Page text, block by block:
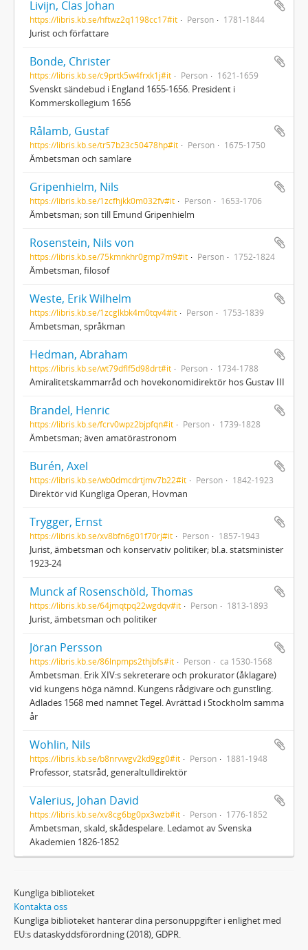
Livijn, Clas Johan
https://libris.kb.se/hftwz2q1198cc17#it Person 1781-1844
Jurist och författare
Bonde, Christer
https://libris.kb.se/c9prtk5w4frxk1j#it Person 1621-1659
Svenskt sändebud i England 1655-1656. President i
Kommerskollegium 1656
Rålamb, Gustaf
https://libris.kb.se/tr57b23c50478hp#it Person 1675-1750
Ämbetsman och samlare
Gripenhielm, Nils
https://libris.kb.se/1zcfhjkk0m032fv#it Person 1653-1706
Ämbetsman; son till Emund Gripenhielm
Rosenstein, Nils von
https://libris.kb.se/75kmnkhr0gmp7m9#it Person 1752-1824
Ämbetsman, filosof
Weste, Erik Wilhelm
https://libris.kb.se/1zcglkbk4m0tqv4#it Person 1753-1839
Ämbetsman, språkman
Hedman, Abraham
https://libris.kb.se/wt79dflf5d98drt#it Person 1734-1788
Amiralitetskammarråd och hovekonomidirektör hos Gustav III
Brandel, Henric
https://libris.kb.se/fcrv0wpz2bjpfqn#it Person 1739-1828
Ämbetsman; även amatörastronom
Burén, Axel
https://libris.kb.se/wb0dmcdrtjmv7b22#it Person 1842-1923
Direktör vid Kungliga Operan, Hovman
Trygger, Ernst
https://libris.kb.se/xv8bfn6g01f70rj#it Person 1857-1943
Jurist, ämbetsman och konservativ politiker; bl.a. statsminister
1923-24
Munck af Rosenschöld, Thomas
https://libris.kb.se/64jmqtpq22wgdqv#it Person 1813-1893
Jurist, ämbetsman och politiker
Jöran Persson
https://libris.kb.se/86lnpmps2thjbfs#it Person ca 1530-1568
Ämbetsman. Erik XIV:s sekreterare och prokurator (åklagare)
vid kungens höga nämnd. Kungens rådgivare och gunstling.
Adlades 1568 med namnet Tegel. Avrättad i Stockholm samma
år
Wohlin, Nils
https://libris.kb.se/b8nrvwgv2kd9gg0#it Person 1881-1948
Professor, statsråd, generaltulldirektör
Valerius, Johan David
https://libris.kb.se/xv8cg6bg0px3wzb#it Person 1776-1852
Ämbetsman, skald, skådespelare. Ledamot av Svenska
Akademien 1826-1852
Kungliga biblioteket
Kontakta oss
Kungliga biblioteket hanterar dina personuppgifter i enlighet med
EU:s dataskyddsförordning (2018), GDPR.